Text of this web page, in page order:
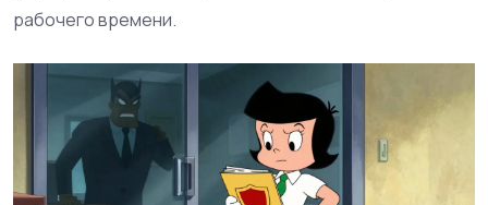
рабочего времени.